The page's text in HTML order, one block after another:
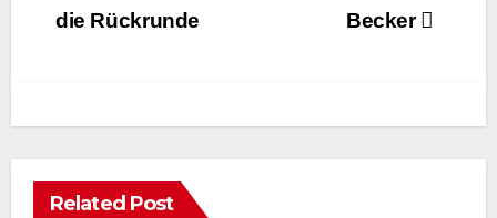
Becker
die Rückrunde
Related Post